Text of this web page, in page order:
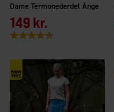
Dame Termonederdel Ånge
149 kr.
Vurdering: